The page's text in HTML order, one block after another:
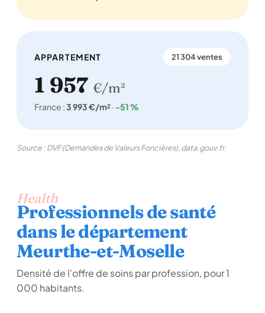
APPARTEMENT 21 304 ventes
1 957 €/m²
France :3 993 €/m²· -51 %
Source : DVF (Demandes de Valeurs Foncières), data.gouv.fr.
Health
Professionnels de santé
dans le département
Meurthe-et-Moselle
Densité de l'offre de soins par profession, pour 1
000 habitants.